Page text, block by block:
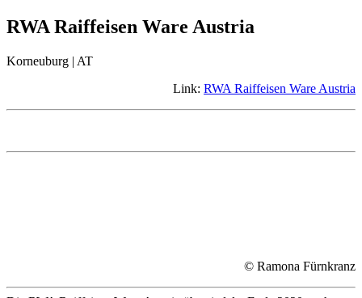
RWA Raiffeisen Ware Austria
Korneuburg | AT
Link: RWA Raiffeisen Ware Austria
© Ramona Fürnkranz